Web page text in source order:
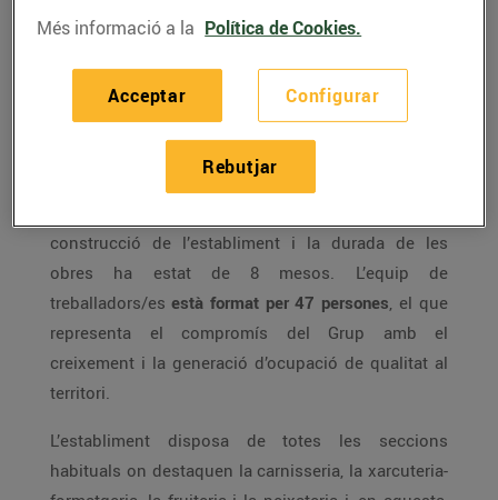
Manlleu situat a la carretera de Roda, s/n, a l’antiga
fabrica de Can Brocato. El nou establiment té una
construcció de l’establiment i la durada de les
obres ha estat de 8 mesos. L’equip de
treballadors/es està format per 47 persones, el que
representa el compromís del Grup amb el
creixement i la generació d’ocupació de qualitat al
territori.
L’establiment disposa de totes les seccions
habituals on destaquen la carnisseria, la xarcuteria-
Més informació a la Política de Cookies.
Configurar
Rebutjar
Acceptar